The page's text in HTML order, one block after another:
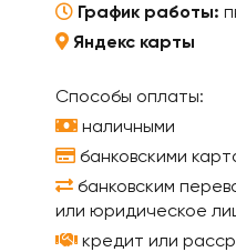
График работы:
Яндекс карты
Способы оплаты:
наличными
банковскими
банковским
или юридическое
кредит или